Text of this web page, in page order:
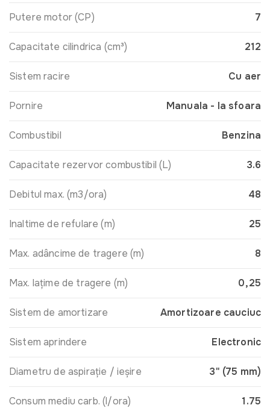
Putere motor (CP) 7
Capacitate cilindrica (cm³) 212
Sistem racire Cu aer
Pornire Manuala - la sfoara
Combustibil Benzina
Capacitate rezervor combustibil (L) 3.6
Debitul max. (m3/ora) 48
Inaltime de refulare (m) 25
Max. adâncime de tragere (m) 8
Max. lațime de tragere (m) 0,25
Sistem de amortizare Amortizoare cauciuc
Sistem aprindere Electronic
Diametru de aspirație / ieșire 3" (75 mm)
Consum mediu carb. (l/ora) 1.75